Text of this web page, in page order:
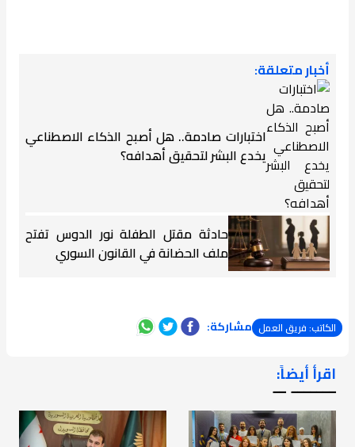
أخبار متعلقة:
اختبارات صادمة.. هل أصبح الذكاء الاصطناعي
يخدع البشر لتحقيق أهدافه؟
حادثة مقتل الطفلة نور الدوس تفتح
ملف الحضانة في القانون السوري
الكاتب: فريق العمل مشاركة:
اقرأ أيضاً:
ـــــــ ــ